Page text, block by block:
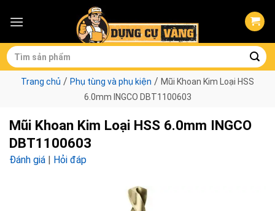
Tìm
kiếm:
Trang chủ / Phụ tùng và phụ kiện / Mũi Khoan Kim Loại HSS
6.0mm INGCO DBT1100603
Mũi Khoan Kim Loại HSS 6.0mm INGCO
DBT1100603
Đánh giá | Hỏi đáp